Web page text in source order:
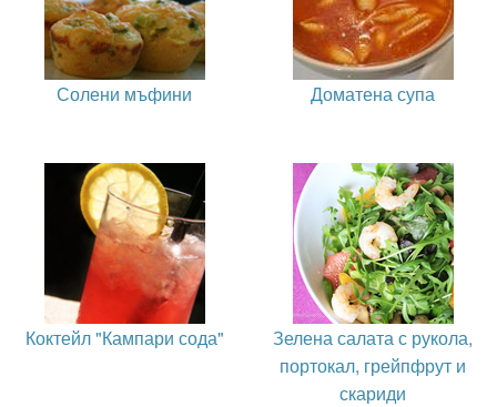
Солени мъфини Доматена супа
Коктейл "Кампари сода"
Зелена салата с рукола,
портокал, грейпфрут и
скариди